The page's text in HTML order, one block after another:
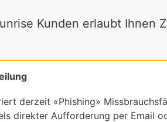
Kunden erlaubt Ihnen
derzeit «Phishing»
direkter Aufforderung per Email